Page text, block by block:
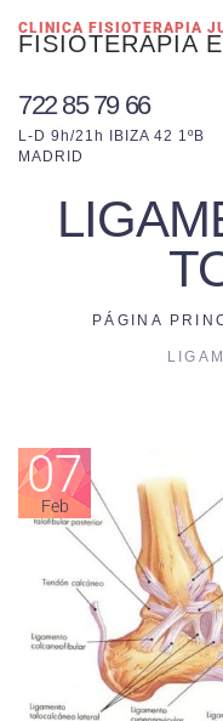
CLINICA FISIOTERAPIA
FISIOTERAPIA
722 85 79 66
L-D 9h/21h IBIZA 42 1ºB
MADRID
PÁGINA
07
Feb